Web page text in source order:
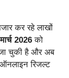
कर रहे लाखों
2026 को
जा चुकी है और अब
रिजल्ट